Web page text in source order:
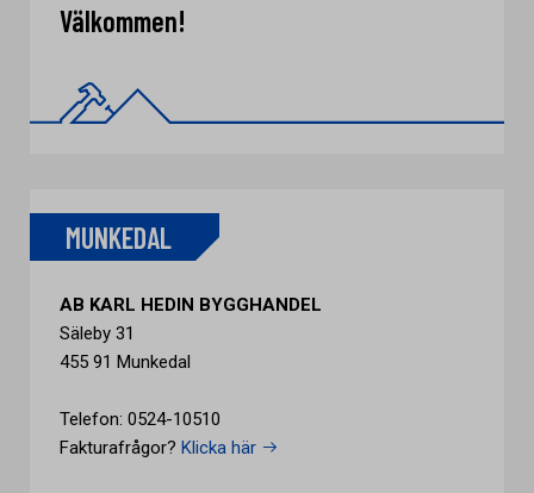
Välkommen!
MUNKEDAL
AB KARL HEDIN BYGGHANDEL
Säleby 31
455 91 Munkedal
Telefon: 0524-10510
Fakturafrågor? Klicka här